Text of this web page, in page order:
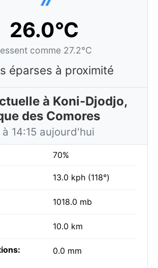
26.0°C
comme 27.2°C
éparses à proximité
à Koni-Djodjo,
des Comores
14:15 aujourd'hui
70%
13.0 kph (118°)
1018.0 mb
10.0 km
0.0 mm